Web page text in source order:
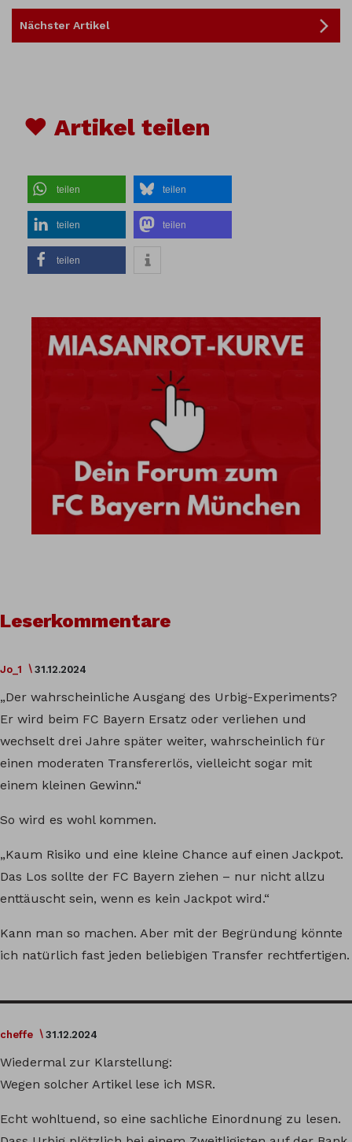
Nächster Artikel
♥ Artikel teilen
teilen teilen
teilen teilen
teilen
Leserkommentare
Jo_1 31.12.2024
„Der wahrscheinliche Ausgang des Urbig-Experiments?
Er wird beim FC Bayern Ersatz oder verliehen und
wechselt drei Jahre später weiter, wahrscheinlich für
einen moderaten Transfererlös, vielleicht sogar mit
einem kleinen Gewinn.“
So wird es wohl kommen.
„Kaum Risiko und eine kleine Chance auf einen Jackpot.
Das Los sollte der FC Bayern ziehen – nur nicht allzu
enttäuscht sein, wenn es kein Jackpot wird.“
Kann man so machen. Aber mit der Begründung könnte
ich natürlich fast jeden beliebigen Transfer rechtfertigen.
cheffe 31.12.2024
Wiedermal zur Klarstellung:
Wegen solcher Artikel lese ich MSR.
Echt wohltuend, so eine sachliche Einordnung zu lesen.